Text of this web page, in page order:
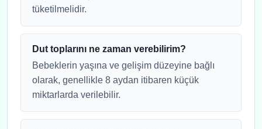
tüketilmelidir.
Dut toplarını ne zaman verebilirim?
Bebeklerin yaşına ve gelişim düzeyine bağlı
olarak, genellikle 8 aydan itibaren küçük
miktarlarda verilebilir.